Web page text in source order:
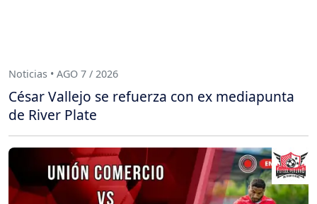
Noticias • AGO 7 / 2026
César Vallejo se refuerza con ex mediapunta
de River Plate